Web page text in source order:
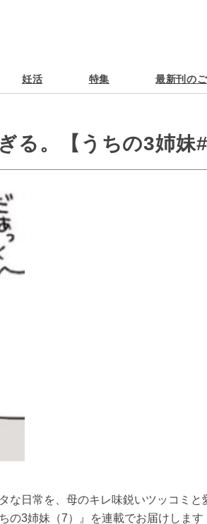
妊活 特集 最新刊の
る。【うちの3姉妹
日常を、母のキレ味鋭いツッコミと
の3姉妹（7）』を連載でお届けします